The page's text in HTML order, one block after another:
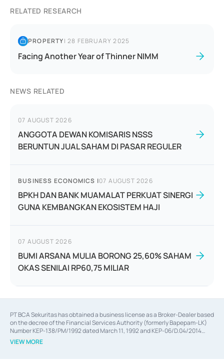
RELATED RESEARCH
PROPERTY|28 FEBRUARY 2025
Facing Another Year of Thinner NIMM
NEWS RELATED
07 AUGUST 2026
ANGGOTA DEWAN KOMISARIS NSSS
BERUNTUN JUAL SAHAM DI PASAR REGULER
BUSINESS ECONOMICS |07 AUGUST 2026
BPKH DAN BANK MUAMALAT PERKUAT SINERGI
GUNA KEMBANGKAN EKOSISTEM HAJI
07 AUGUST 2026
BUMI ARSANA MULIA BORONG 25,60% SAHAM
OKAS SENILAI RP60,75 MILIAR
PT BCA Sekuritas has obtained a business license as a Broker-Dealer based
on the decree of the Financial Services Authority (formerly Bapepam-LK)
Number KEP-138/PM/1992 dated March 11, 1992 and KEP-06/D.04/2014
dated February 28, 2014, a business license as an Underwriter based on the
decree of the Financial Services Authority Number KEP-12/PM/PEE/1997
VIEW MORE